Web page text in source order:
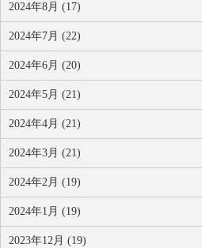
2024年8月 (17)
2024年7月 (22)
2024年6月 (20)
2024年5月 (21)
2024年4月 (21)
2024年3月 (21)
2024年2月 (19)
2024年1月 (19)
2023年12月 (19)